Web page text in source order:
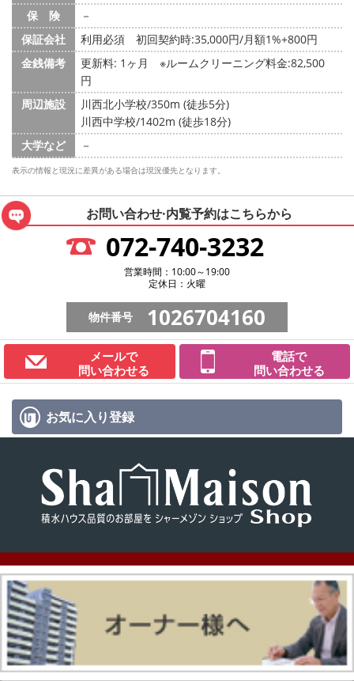
保 険
－
保証会社
利用必須 初回契約時:35,000円/月額1%+800円
金銭備考
更新料: 1ヶ月
※ルームクリーニング料金:82,500
円
周辺施設
川西北小学校/350m (徒歩5分)
川西中学校/1402m (徒歩18分)
大学など
－
表示の情報と現況に差異がある場合は現況優先となります。
お問い合わせ·内覧予約はこちらから
072-740-3232
営業時間：10:00～19:00
定休日：火曜
物件番号 1026704160
メールで
問い合わせる
電話で
問い合わせる
お気に入り登録